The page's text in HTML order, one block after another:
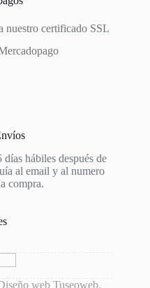
nuestro certificado SSL
hábiles después de
al email y al numero
compra.
web Tuseoweb.